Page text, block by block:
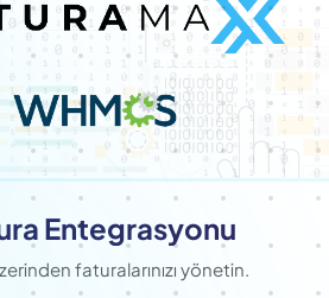
Entegrasyonu
faturalarınızı yönetin.